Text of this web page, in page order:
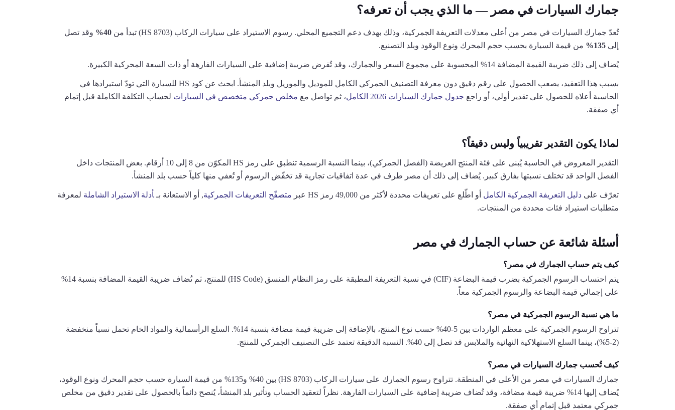
جمارك السيارات في مصر — ما الذي يجب أن تعرفه؟
تُعدّ جمارك السيارات في مصر من أعلى معدلات التعريفة الجمركية، وذلك بهدف دعم التجميع المحلي. رسوم الاستيراد على سيارات الركاب (HS 8703) تبدأ من 40%
وقد تصل
إلى 135% من قيمة السيارة بحسب حجم المحرك ونوع الوقود وبلد التصنيع.
يُضاف إلى ذلك ضريبة القيمة المضافة 14% المحسوبة على مجموع السعر والجمارك، وقد تُفرض ضريبة إضافية على السيارات الفارهة أو ذات السعة المحركية الكبيرة.
بسبب هذا التعقيد، يصعب الحصول على رقم دقيق دون معرفة التصنيف الجمركي الكامل للموديل والموريل وبلد المنشأ. ابحث عن كود HS للسيارة التي تودّ استيرادها في
الحاسبة أعلاه للحصول على تقدير أولي، أو راجع جدول جمارك السيارات 2026 الكامل ، ثم تواصل مع مخلص جمركي متخصص في السيارات لحساب التكلفة الكاملة قبل إتمام
أي صفقة.
لماذا يكون التقدير تقريبياً وليس دقيقاً؟
التقدير المعروض في الحاسبة يُبنى على فئة المنتج العريضة (الفصل الجمركي)، بينما النسبة الرسمية تنطبق على رمز HS المكوّن من 8 إلى 10 أرقام. بعض المنتجات داخل
الفصل الواحد قد تختلف نسبتها بفارق كبير. يُضاف إلى ذلك أن مصر طرف في عدة اتفاقيات تجارية قد تخفّض الرسوم أو تُعفي منها كلياً حسب بلد المنشأ.
تعرّف على دليل التعريفة الجمركية الكامل أو اطّلع على تعريفات محددة لأكثر من 49,000 رمز HS عبر متصفّح التعريفات الجمركية, أو الاستعانة بـ أدلة الاستيراد الشاملة لمعرفة
متطلبات استيراد فئات محددة من المنتجات.
أسئلة شائعة عن حساب الجمارك في مصر
كيف يتم حساب الجمارك في مصر؟
يتم احتساب الرسوم الجمركية بضرب قيمة البضاعة (CIF) في نسبة التعريفة المطبقة على رمز النظام المنسق (HS Code) للمنتج، ثم تُضاف ضريبة القيمة المضافة بنسبة 14%
على إجمالي قيمة البضاعة والرسوم الجمركية معاً.
ما هي نسبة الرسوم الجمركية في مصر؟
تتراوح الرسوم الجمركية على معظم الواردات بين 5-40% حسب نوع المنتج، بالإضافة إلى ضريبة قيمة مضافة بنسبة 14%. السلع الرأسمالية والمواد الخام تحمل نسباً منخفضة
(2-5%)، بينما السلع الاستهلاكية النهائية والملابس قد تصل إلى 40%. النسبة الدقيقة تعتمد على التصنيف الجمركي للمنتج.
كيف تُحسب جمارك السيارات في مصر؟
جمارك السيارات في مصر من الأعلى في المنطقة. تتراوح رسوم الجمارك على سيارات الركاب (HS 8703) بين 40% و135% من قيمة السيارة حسب حجم المحرك ونوع الوقود،
يُضاف إليها 14% ضريبة قيمة مضافة، وقد تُضاف ضريبة إضافية على السيارات الفارهة. نظراً لتعقيد الحساب وتأثير بلد المنشأ، يُنصح دائماً بالحصول على تقدير دقيق من مخلص
جمركي معتمد قبل إتمام أي صفقة.